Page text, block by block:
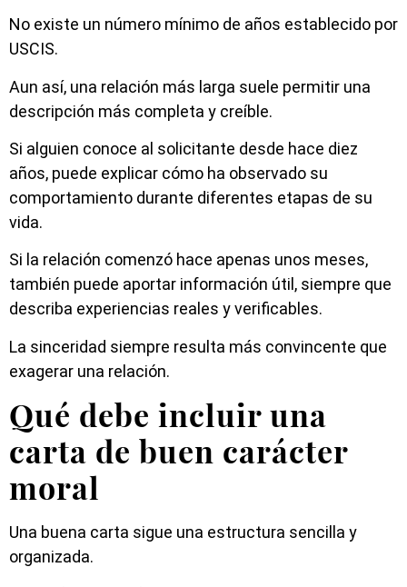
No existe un número mínimo de años establecido por
USCIS.
Aun así, una relación más larga suele permitir una
descripción más completa y creíble.
Si alguien conoce al solicitante desde hace diez
años, puede explicar cómo ha observado su
comportamiento durante diferentes etapas de su
vida.
Si la relación comenzó hace apenas unos meses,
también puede aportar información útil, siempre que
describa experiencias reales y verificables.
La sinceridad siempre resulta más convincente que
exagerar una relación.
Qué debe incluir una
carta de buen carácter
moral
Una buena carta sigue una estructura sencilla y
organizada.